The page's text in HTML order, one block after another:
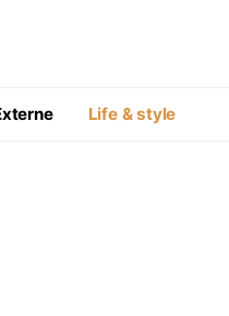
Life & style